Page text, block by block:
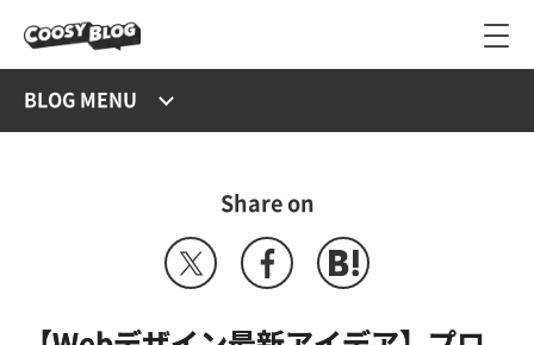
BLOG MENU
Share on